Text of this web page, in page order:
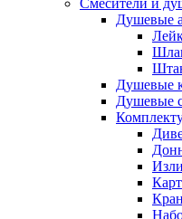
Смесители и
Душевые
Душевые
Душевые